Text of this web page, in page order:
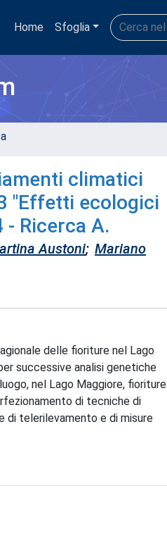
Home Sfoglia
climatici
"Effetti ecologici
Ricerca A.
Austoni; Mariano
delle fioriture nel Lago
successive analisi genetiche
nel Lago Maggiore, fioriture
di tecniche di
di telerilevamento e di misure